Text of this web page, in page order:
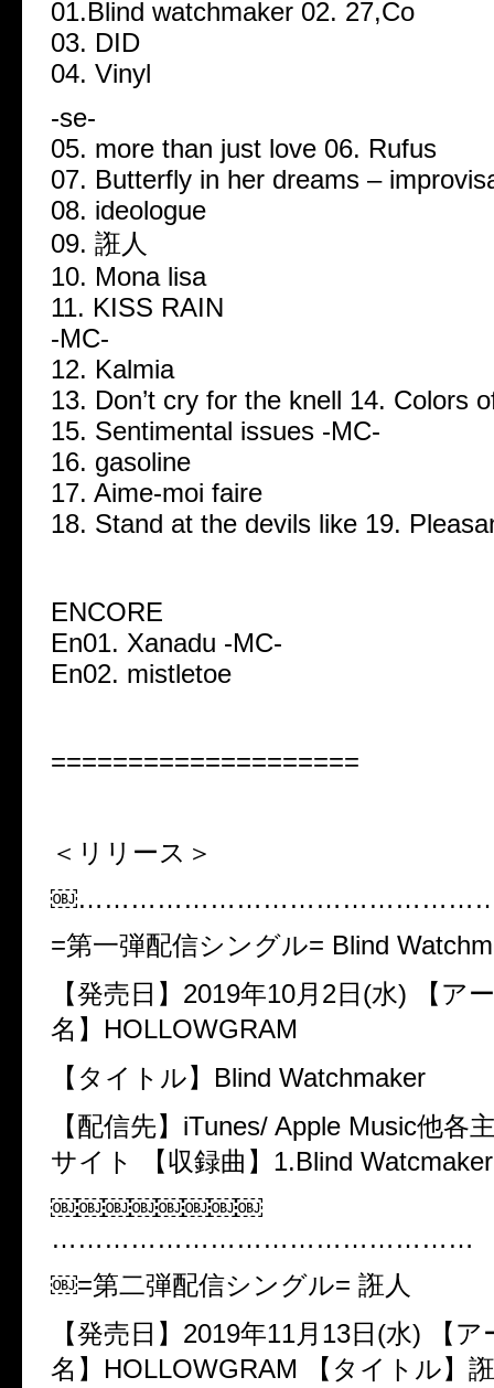
01.Blind watchmaker 02. 27,Co
03. DID
04. Vinyl
-se-
05. more than just love 06. Rufus
07. Butterfly in her dreams –
08. ideologue
09. 誑人
10. Mona lisa
11. KISS RAIN
-MC-
12. Kalmia
13. Don’t cry for the knell 14. Colors
15. Sentimental issues -MC-
16. gasoline
17. Aime-moi faire
18. Stand at the devils like 19.
ENCORE
En01. Xanadu -MC-
En02. mistletoe
====================
＜リリース＞
=第一弾配信シングル= ​Blind
【発売日】​2019年10月2日(水) 【ア
名】​HOLLOWGRAM
【タイトル】​Blind Watchmaker
【配信先】​iTunes/ Apple Music他各
サイト 【収録曲】​1.Blind Watcmaker
￼￼￼￼￼￼￼￼
…………………………………………
￼=第二弾配信シングル= ​誑人
【発売日】​2019年11月13日(水) 【
名】​HOLLOWGRAM 【タイトル】​